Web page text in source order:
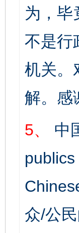
为，毕
不是行
机关。
解。感
5、
中
众/公